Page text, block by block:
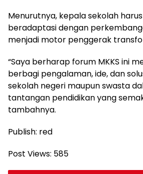
Menurutnya, kepala sekolah
beradaptasi dengan
menjadi motor penggerak
“Saya berharap forum MKKS ini
berbagi pengalaman, ide, dan
sekolah negeri maupun swasta
tantangan pendidikan yang
tambahnya.
Publish: red
Post Views: 585